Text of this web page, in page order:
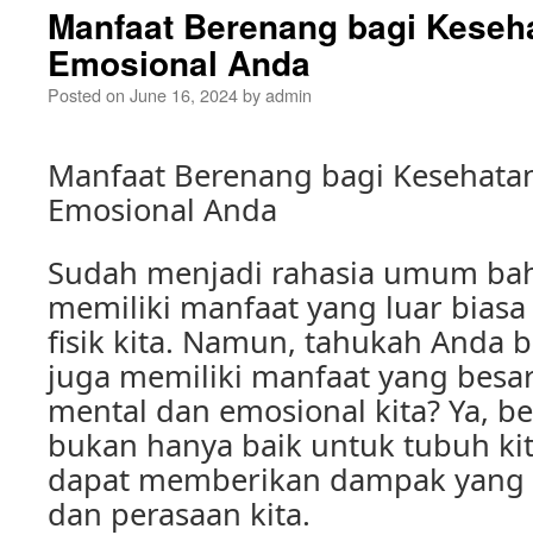
Manfaat Berenang bagi
Emosional Anda
Posted on June 16, 2024byadmin
Manfaat Berenang bagi
Emosional Anda
Sudah menjadi rahasia umum
memiliki manfaat yang luar
fisik kita. Namun, tahukah Anda
juga memiliki manfaat yang
mental dan emosional kita? Ya,
bukan hanya baik untuk tubuh
dapat memberikan dampak
dan perasaan kita.